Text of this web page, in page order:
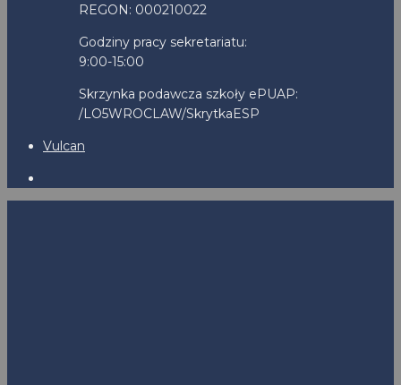
REGON: 000210022
Godziny pracy sekretariatu:
9:00-15:00
Skrzynka podawcza szkoły ePUAP:
/LO5WROCLAW/SkrytkaESP
Vulcan